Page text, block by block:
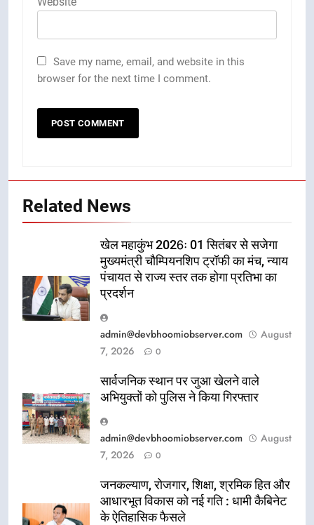
Save my name, email, and website in this
browser for the next time I comment.
Related News
खेल महाकुंभ 2026ः 01 सितंबर से सजेगा
मुख्यमंत्री चौम्पियनशिप ट्रॉफी का मंच, न्याय
पंचायत से राज्य स्तर तक होगा प्रतिभा का
प्रदर्शन
admin@devbhoomiobserver.com
August
7, 2026
0
सार्वजनिक स्थान पर जुआ खेलने वाले
अभियुक्तों को पुलिस ने किया गिरफ्तार
admin@devbhoomiobserver.com
August
7, 2026
0
जनकल्याण, रोजगार, शिक्षा, श्रमिक हित और
आधारभूत विकास को नई गति : धामी कैबिनेट
के ऐतिहासिक फैसले